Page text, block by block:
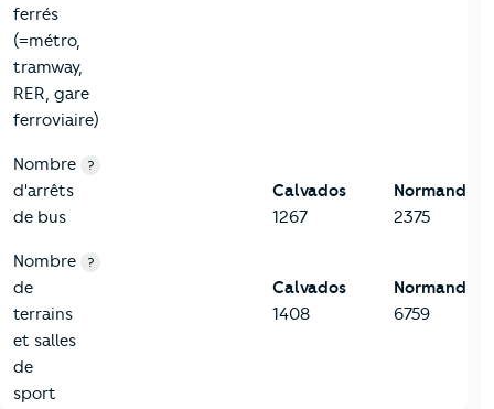
ferrés
(=métro,
tramway,
RER, gare
ferroviaire)
Nombre
d'arrêts
de bus
?
Calvados
1267
Normandie
2375
Nombre
de
terrains
et salles
de
sport
?
Calvados
1408
Normandie
6759